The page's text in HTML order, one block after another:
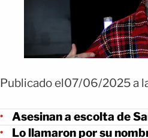
Publicado el07/06/2025 a
Asesinan a escolta de
Lo llamaron por su